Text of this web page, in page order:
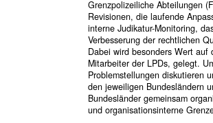
Grenzpolizeiliche Abteilungen
Revisionen, die laufende
interne Judikatur-Monitoring,
Verbesserung der rechtlichen
Dabei wird besonders Wert
Mitarbeiter der LPDs, gelegt.
Problemstellungen diskutieren
den jeweiligen Bundesländern
Bundesländer gemeinsam
und organisationsinterne